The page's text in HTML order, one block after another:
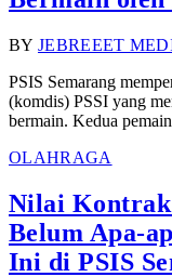
BY JEBREEET
PSIS Semarang
(komdis) PSSI yang
bermain. Kedua
OLAHRAGA
Nilai Kontrak
Belum Apa-
Ini di PSIS